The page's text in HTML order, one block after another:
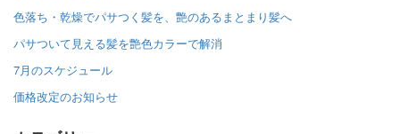
色落ち・乾燥でパサつく髪を、艶のあるまとまり髪へ
パサついて見える髪を艶色カラーで解消
7月のスケジュール
価格改定のお知らせ